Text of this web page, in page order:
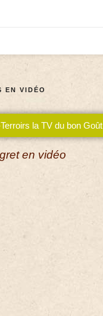
EN VIDÉO
la TV du bon Goût
en vidéo